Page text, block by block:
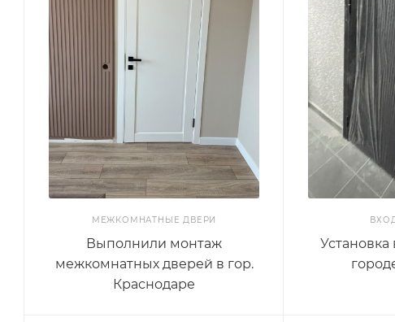
МЕЖКОМНАТНЫЕ ДВЕРИ
Выполнили монтаж
межкомнатных дверей в гор.
Краснодаре